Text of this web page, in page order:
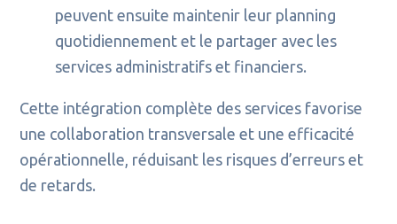
peuvent ensuite maintenir leur planning
quotidiennement et le partager avec les
services administratifs et financiers.
Cette intégration complète des services favorise
une collaboration transversale et une efficacité
opérationnelle, réduisant les risques d’erreurs et
de retards.